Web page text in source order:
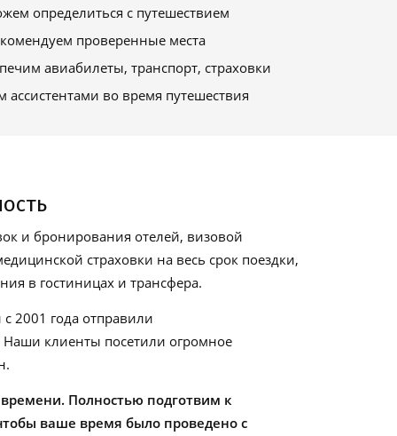
определиться с путешествием
проверенные места
авиабилеты, транспорт, страховки
ассистентами во время путешествия
и бронирования отелей, визовой
страховки на весь срок поездки,
в гостиницах и трансфера.
2001 года отправили
клиенты посетили огромное
Полностью подготвим к
ваше время было проведено с